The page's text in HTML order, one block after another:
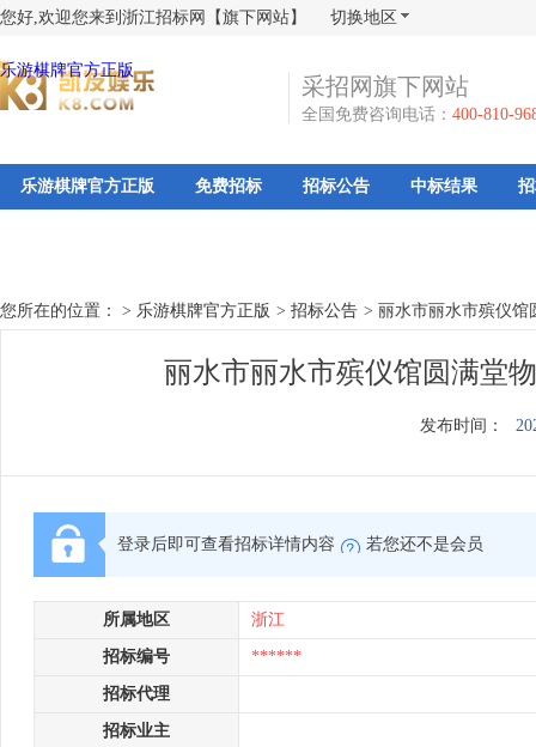
您好,欢迎您来到浙江招标网【旗下网站】 切换地区
乐游棋牌官方正版
采招网旗下网站
全国免费咨询电话： 400-810-
乐游棋牌官方正版 免费招标 招标公告 中标结果
您所在的位置： > 乐游棋牌官方正版 > 招标公告 > 丽水市丽水市殡仪馆
丽水市丽水市殡仪馆圆满堂
发布时间：
登录后即可查看招标详情内容 若您还不是会员
所属地区 浙江
招标编号 ******
招标代理
招标业主